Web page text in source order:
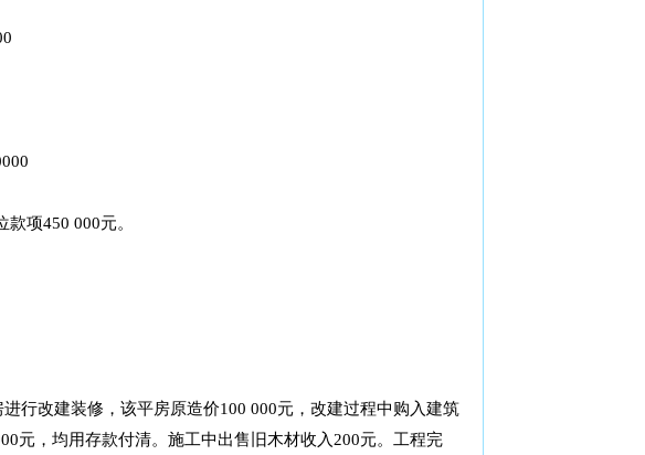
项450 000元。
改建装修，该平房原造价100 000元，改建过程中购入建筑
元，均用存款付清。施工中出售旧木材收入200元。工程完